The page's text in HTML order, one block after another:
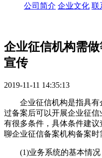
公司简介 企业文化 联
企业征信机构需
宣传
2019-11-11 14:35:13
企业征信机构是指具有
过备案后可以开展企业征
有很多条件，具体条件建
聊企业征信备案机构备案时
(1)业务系统的基本情况